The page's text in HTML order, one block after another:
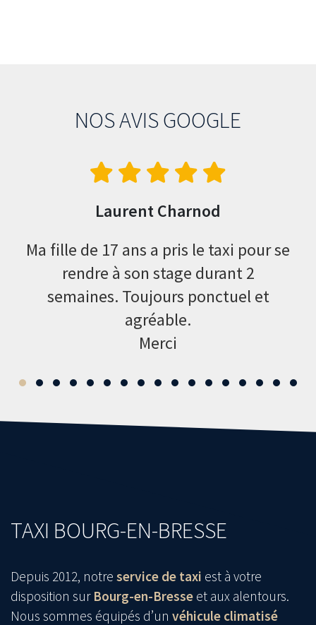
NOS AVIS GOOGLE
Laurent Charnod
Ma fille de 17 ans a pris le taxi pour se
rendre à son stage durant 2
semaines. Toujours ponctuel et
agréable.
Merci
TAXI BOURG-EN-BRESSE
Depuis 2012, notre service de taxi est à votre
disposition sur Bourg-en-Bresse et aux alentours.
Nous sommes équipés d’un véhicule climatisé